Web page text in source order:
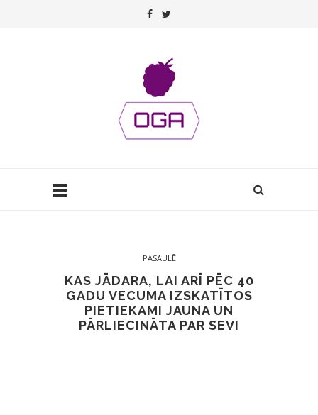
PASAULĒ
KAS JĀDARA, LAI ARĪ PĒC 40
GADU VECUMA IZSKATĪTOS
PIETIEKAMI JAUNA UN
PĀRLIECINĀTA PAR SEVI